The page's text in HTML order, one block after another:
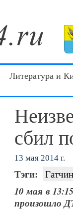
Литература и
сбил
13 мая 2014 г.
Тэги:
10 мая в
произошло